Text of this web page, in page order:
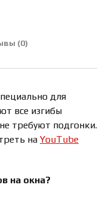
(0)
для
все изгибы
требуют подгонки.
на YouTube
на окна?